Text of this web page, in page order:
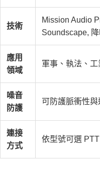
技術
Mission Audio
Soundscape,
應用
領域
軍事、執法、
噪音
防護
可防護脈衝性
連接
方式
依型號可選